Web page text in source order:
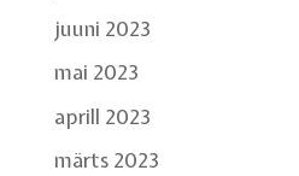
juuni 2023
mai 2023
aprill 2023
märts 2023